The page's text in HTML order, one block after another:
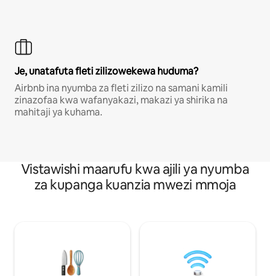
Je, unatafuta fleti zilizowekewa huduma?
Airbnb ina nyumba za fleti zilizo na samani kamili
zinazofaa kwa wafanyakazi, makazi ya shirika na
mahitaji ya kuhama.
Vistawishi maarufu kwa ajili ya nyumba
za kupanga kuanzia mwezi mmoja